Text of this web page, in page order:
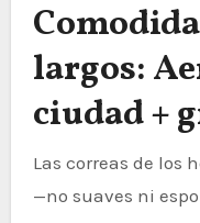
largos:
ciudad +
Las correas de los
—no suaves ni